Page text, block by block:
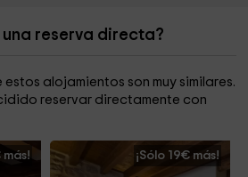
reserva directa?
alojamientos son muy similares.
reservar directamente con
más! ¡Sólo 19€ más!